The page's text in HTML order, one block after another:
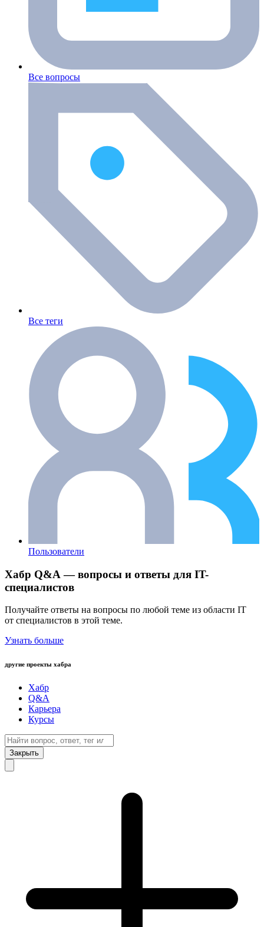
Все вопросы
Все теги
Пользователи
Хабр Q&A — вопросы и ответы для IT-
специалистов
Получайте ответы на вопросы по любой теме из области IT
от специалистов в этой теме.
Узнать больше
другие проекты хабра
Хабр
Q&A
Карьера
Курсы
Закрыть